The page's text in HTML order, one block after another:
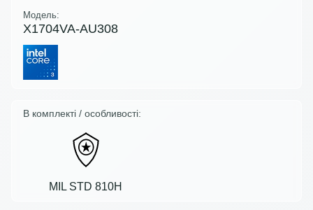
Модель:
X1704VA-AU308
В комплекті / особливості:
MIL STD 810H